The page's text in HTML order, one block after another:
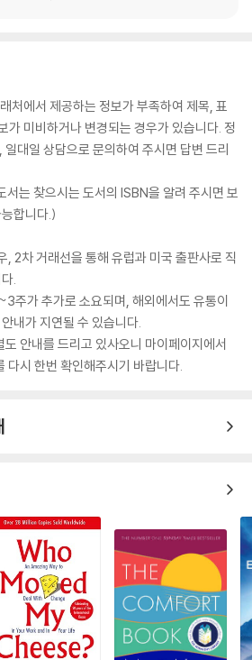
처에서 제공하는 정보가 부족하여 제목, 표
가 미비하거나 변경되는 경우가 있습니다. 정
대일 상담으로 문의하여 주시면 답변 드리
서는 찾으시는 도서의 ISBN을 알려 주시면 보
합니다.)
, 2차 거래선을 통해 유럽과 미국 출판사로 직
.
주가 추가로 소요되며, 해외에서도 유통이
내가 지연될 수 있습니다.
안내를 드리고 있사오니 마이페이지에서
다시 한번 확인해주시기 바랍니다.